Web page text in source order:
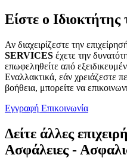
Είστε ο Ιδιοκτήτης
Αν διαχειρίζεστε την
SERVICES έχετε την
επωφεληθείτε από
Εναλλακτικά, εάν χρειάζεστε
βοήθεια, μπορείτε να
Εγγραφή Επικοινωνία
Δείτε άλλες
Ασφάλειες -